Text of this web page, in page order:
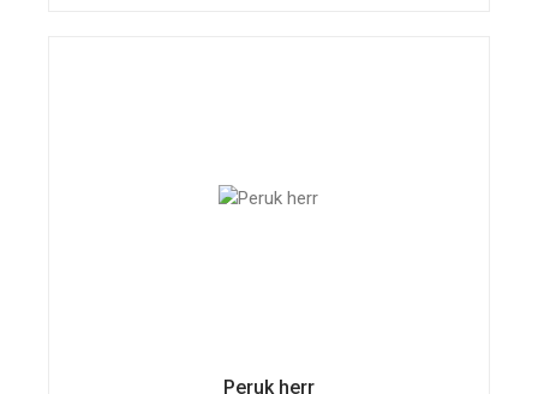
Peruk herr